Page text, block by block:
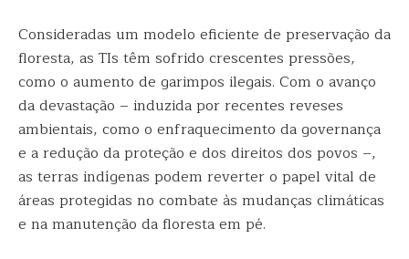
Consideradas um modelo eficiente de preservação da
floresta, as TIs têm sofrido crescentes pressões,
como o aumento de garimpos ilegais. Com o avanço
da devastação – induzida por recentes reveses
ambientais, como o enfraquecimento da governança
e a redução da proteção e dos direitos dos povos –,
as terras indígenas podem reverter o papel vital de
áreas protegidas no combate às mudanças climáticas
e na manutenção da floresta em pé.